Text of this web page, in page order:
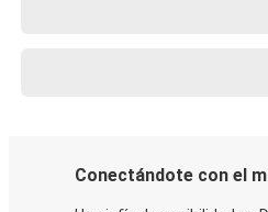
Conectándote con el